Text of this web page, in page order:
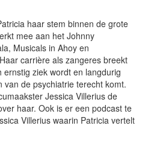
haar stem binnen de grote
mee aan het Johnny
Musicals in Ahoy en
carrière als zangeres breekt
ziek wordt en langdurig
de psychiatrie terecht komt.
Jessica Villerius de
haar. Ook is er een podcast te
Villerius waarin Patricia vertelt